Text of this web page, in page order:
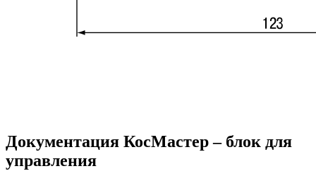
Документация КосМастер – блок для
управления